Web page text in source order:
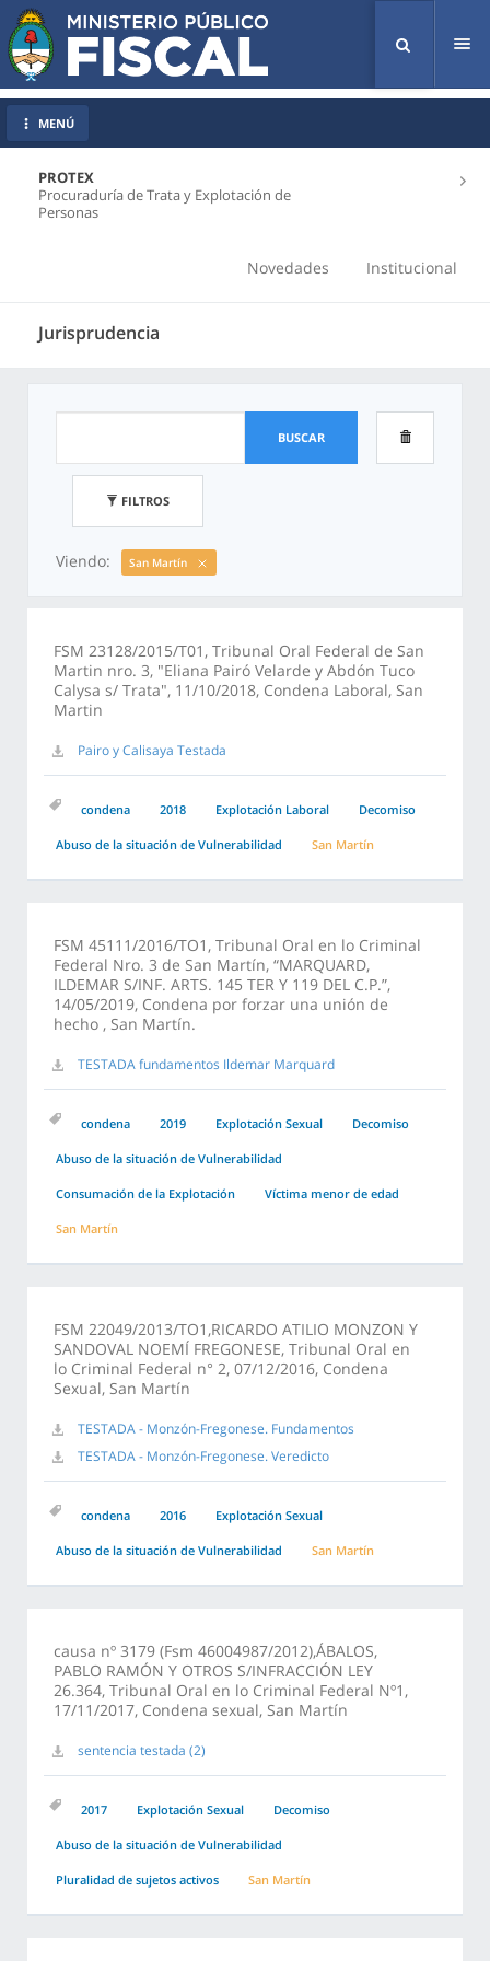
PROTEX
Procuraduría de Trata y Explotación de
Personas
Novedades Institucional
Jurisprudencia
MENÚ
BUSCAR
FILTROS
Viendo: San Martín
FSM 23128/2015/T01, Tribunal Oral Federal de San
Martin nro. 3, "Eliana Pairó Velarde y Abdón Tuco
Calysa s/ Trata", 11/10/2018, Condena Laboral, San
Martin
Pairo y Calisaya Testada
condena 2018 Explotación Laboral Decomiso
Abuso de la situación de Vulnerabilidad San Martín
FSM 45111/2016/TO1, Tribunal Oral en lo Criminal
Federal Nro. 3 de San Martín, “MARQUARD,
ILDEMAR S/INF. ARTS. 145 TER Y 119 DEL C.P.”,
14/05/2019, Condena por forzar una unión de
hecho , San Martín.
TESTADA fundamentos Ildemar Marquard
condena 2019 Explotación Sexual Decomiso
Abuso de la situación de Vulnerabilidad
Consumación de la Explotación Víctima menor de edad
San Martín
FSM 22049/2013/TO1,RICARDO ATILIO MONZON Y
SANDOVAL NOEMÍ FREGONESE, Tribunal Oral en
lo Criminal Federal n° 2, 07/12/2016, Condena
Sexual, San Martín
TESTADA - Monzón-Fregonese. Fundamentos
TESTADA - Monzón-Fregonese. Veredicto
condena 2016 Explotación Sexual
Abuso de la situación de Vulnerabilidad San Martín
causa nº 3179 (Fsm 46004987/2012),ÁBALOS,
PABLO RAMÓN Y OTROS S/INFRACCIÓN LEY
26.364, Tribunal Oral en lo Criminal Federal Nº1,
17/11/2017, Condena sexual, San Martín
sentencia testada (2)
2017 Explotación Sexual Decomiso
Abuso de la situación de Vulnerabilidad
Pluralidad de sujetos activos San Martín